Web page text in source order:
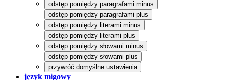
odstęp pomiędzy paragrafami minus
odstęp pomiędzy paragrafami plus
odstęp pomiędzy literami minus
odstęp pomiędzy literami plus
odstęp pomiędzy słowami minus
odstęp pomiędzy słowami plus
przywróć domyślne ustawienia
język migowy